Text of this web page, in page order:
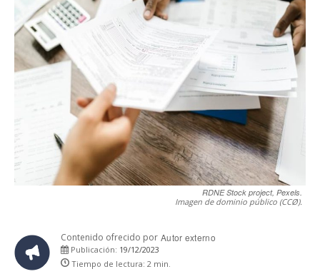
RDNE Stock project, Pexels.
Imagen de dominio público (CCØ).
Contenido ofrecido por Autor externo
Publicación: 19/12/2023
Tiempo de lectura: 2 min.